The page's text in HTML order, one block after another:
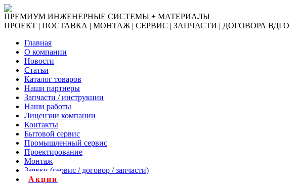
ПРЕМИУМ ИНЖЕНЕРНЫЕ СИСТЕМЫ + МАТЕРИАЛЫ
ПРОЕКТ | ПОСТАВКА | МОНТАЖ | СЕРВИС | ЗАПЧАСТИ | ДОГОВОРА ВДГО
Главная
О компании
Новости
Статьи
Каталог товаров
Наши партнеры
Запчасти / инструкции
Наши работы
Лицензии компании
Контакты
Бытовой сервис
Промышленный сервис
Проектирование
Монтаж
Заявки (сервис / договор / запчасти)
Акции